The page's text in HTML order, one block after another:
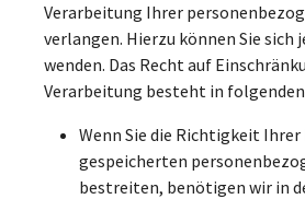
Verarbeitung Ihrer
verlangen. Hierzu können Sie sich
wenden. Das Recht auf
Verarbeitung besteht in
Wenn Sie die Richtigkeit Ihrer
gespeicherten
bestreiten, benötigen wir in